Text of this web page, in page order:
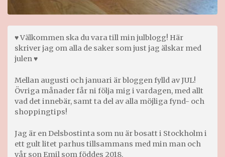
♥ Välkommen ska du vara till min julblogg! Här
skriver jag om alla de saker som just jag älskar med
julen ♥
Mellan augusti och januari är bloggen fylld av JUL!
Övriga månader får ni följa mig i vardagen, med allt
vad det innebär, samt ta del av alla möjliga fynd- och
shoppingtips!
Jag är en Delsbostinta som nu är bosatt i Stockholm i
ett gult litet parhus tillsammans med min man och
vår son Emil som föddes 2018.